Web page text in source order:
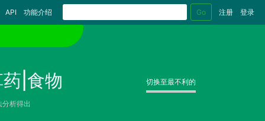
API 功能介绍 Go 注册 登录
|食物 切换至最不利的
析得出